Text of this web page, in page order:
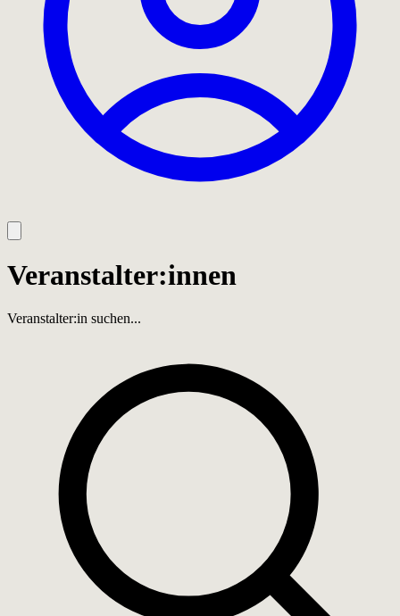
Veranstalter:innen
Veranstalter:in suchen...